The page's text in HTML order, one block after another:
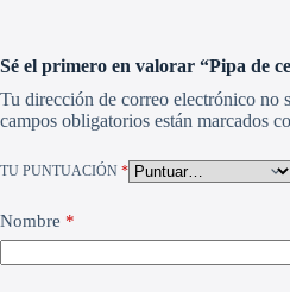
Sé el primero en valorar “Pipa de
Tu dirección de correo electrónico no
campos obligatorios están marcados
TU PUNTUACIÓN *
Nombre *